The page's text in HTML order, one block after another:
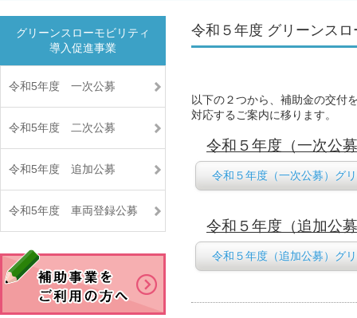
令和５年度 グリーンス
以下の２つから、補助金の交付
対応するご案内に移ります。
令和５年度（一次公
令和５年度（一次公募）グ
令和５年度（追加公
令和５年度（追加公募）グ
グリーンスローモビリティ
導入促進事業
令和5年度 一次公募
令和5年度 二次公募
令和5年度 追加公募
令和5年度 車両登録公募